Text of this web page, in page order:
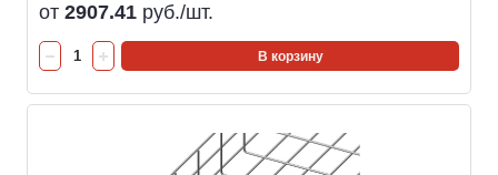
от 2907.41 руб./шт.
В корзину